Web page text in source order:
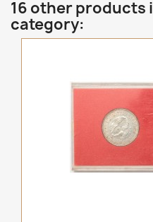
16 other products
category: